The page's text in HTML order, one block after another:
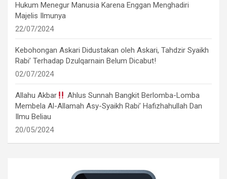
Hukum Menegur Manusia Karena Enggan Menghadiri
Majelis Ilmunya
22/07/2024
Kebohongan Askari Didustakan oleh Askari, Tahdzir Syaikh
Rabi’ Terhadap Dzulqarnain Belum Dicabut!
02/07/2024
Allahu Akbar
Ahlus Sunnah Bangkit Berlomba-Lomba
Membela Al-Allamah Asy-Syaikh Rabi’ Hafizhahullah Dan
Ilmu Beliau
20/05/2024